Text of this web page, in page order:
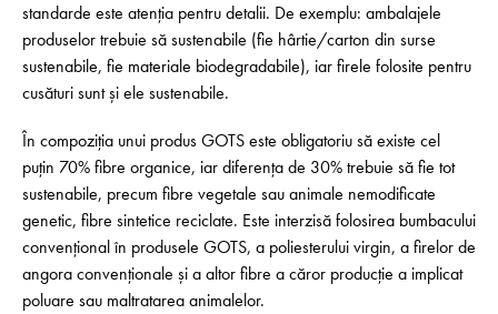
standarde este atenția pentru detalii. De exemplu: ambalajele
produselor trebuie să sustenabile (fie hârtie/carton din surse
sustenabile, fie materiale biodegradabile), iar firele folosite pentru
cusături sunt și ele sustenabile.
În compoziția unui produs GOTS este obligatoriu să existe cel
puțin 70% fibre organice, iar diferența de 30% trebuie să fie tot
sustenabile, precum fibre vegetale sau animale nemodificate
genetic, fibre sintetice reciclate. Este interzisă folosirea bumbacului
convențional în produsele GOTS, a poliesterului virgin, a firelor de
angora convenționale și a altor fibre a căror producție a implicat
poluare sau maltratarea animalelor.